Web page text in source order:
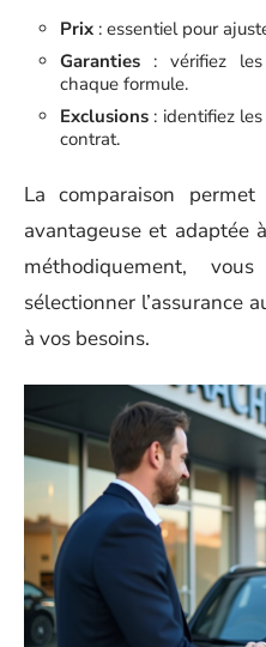
Prix : essentiel pour
Garanties : vérifiez les
chaque formule.
Exclusions : identifiez
contrat.
La comparaison
avantageuse et adaptée
méthodiquement,
sélectionner l’assurance
à vos besoins.